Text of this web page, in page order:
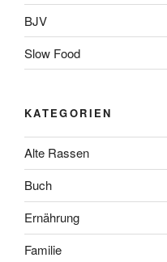
BJV
Slow Food
KATEGORIEN
Alte Rassen
Buch
Ernährung
Familie